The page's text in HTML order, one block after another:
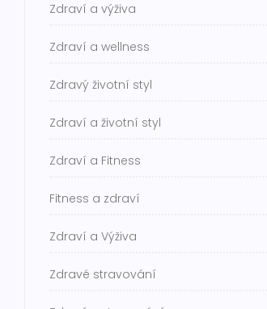
Zdraví a výživa
Zdraví a wellness
Zdravý životní styl
Zdraví a životní styl
Zdraví a Fitness
Fitness a zdraví
Zdraví a Výživa
Zdravé stravování